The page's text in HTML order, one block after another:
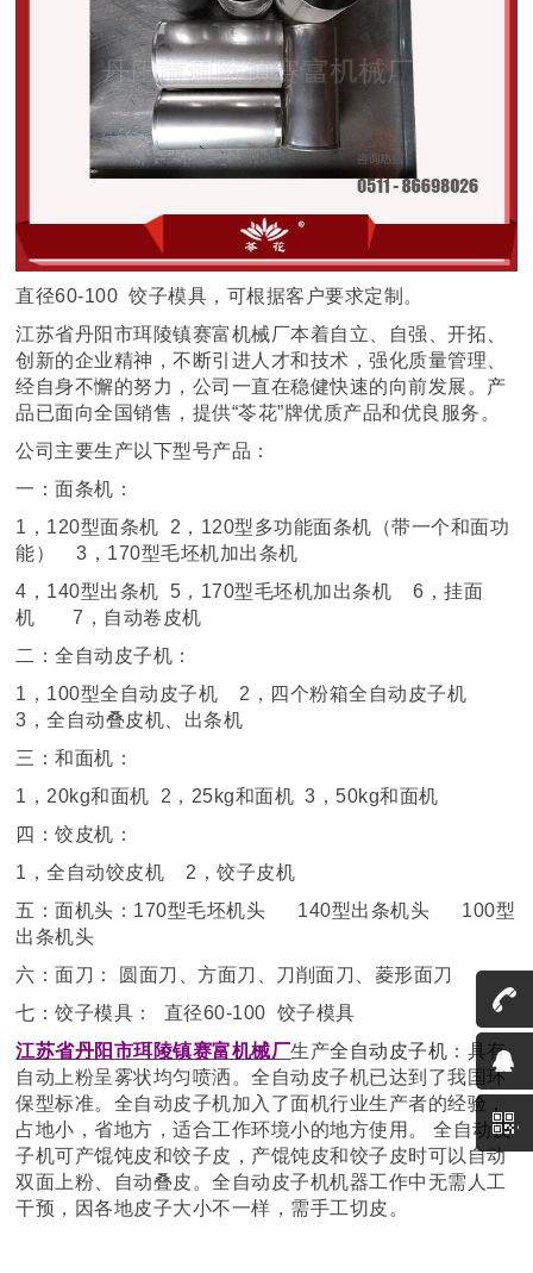
直径60-100 饺子模具，可根据客户要求定制。
江苏省丹阳市珥陵镇赛富机械厂本着自立、自强、开拓、
创新的企业精神，不断引进人才和技术，强化质量管理、
经自身不懈的努力，公司一直在稳健快速的向前发展。产
品已面向全国销售，提供“苓花”牌优质产品和优良服务。
公司主要生产以下型号产品：
一：面条机：
1，120型面条机 2，120型多功能面条机（带一个和面功
能） 3，170型毛坯机加出条机
4，140型出条机 5，170型毛坯机加出条机 6，挂面
机 7，自动卷皮机
二：全自动皮子机：
1，100型全自动皮子机 2，四个粉箱全自动皮子机
3，全自动叠皮机、出条机
三：和面机：
1，20kg和面机 2，25kg和面机 3，50kg和面机
四：饺皮机：
1，全自动饺皮机 2，饺子皮机
五：面机头：170型毛坯机头 140型出条机头 100型
出条机头
六：面刀： 圆面刀、方面刀、刀削面刀、菱形面刀
七：饺子模具： 直径60-100 饺子模具
江苏省丹阳市珥陵镇赛富机械厂生产全自动皮子机 ：具有
自动上粉呈雾状均匀喷洒。全自动皮子机已达到了我国环
保型标准。全自动皮子机加入了面机行业生产者的经验，
占地小，省地方，适合工作环境小的地方使用。 全自动皮
子机可产馄饨皮和饺子皮，产馄饨皮和饺子皮时可以自动
双面上粉、自动叠皮。全自动皮子机机器工作中无需人工
干预，因各地皮子大小不一样，需手工切皮。